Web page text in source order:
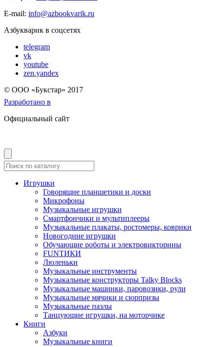
E-mail: info@azbookvarik.ru
Азбукварик в соцсетях
telegram
vk
youtube
zen.yandex
© OOO «Букстар» 2017
Разработано в
Официальный сайт
Игрушки
Говорящие планшетики и доски
Микрофоны
Музыкальные игрушки
Смартфончики и мультиплееры
Музыкальные плакаты, ростомеры, коврики
Новогодние игрушки
Обучающие роботы и электровикторины
FUNТИКИ
Люленьки
Музыкальные инструменты
Музыкальные конструкторы Talky Blocks
Музыкальные машинки, паровозики, рули
Музыкальные мячики и сюрпризы
Музыкальные пазлы
Танцующие игрушки, на моторчике
Книги
Азбуки
Музыкальные книги